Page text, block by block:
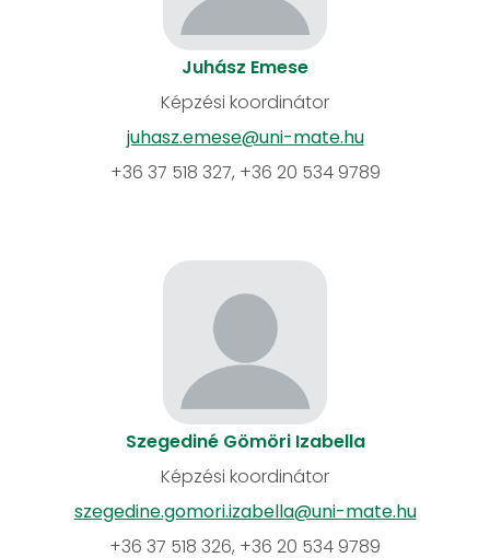
Juhász Emese
Képzési koordinátor
juhasz.emese@uni-mate.hu
+36 37 518 327, +36 20 534 9789
Szegediné Gömöri Izabella
Képzési koordinátor
szegedine.gomori.izabella@uni-mate.hu
+36 37 518 326, +36 20 534 9789